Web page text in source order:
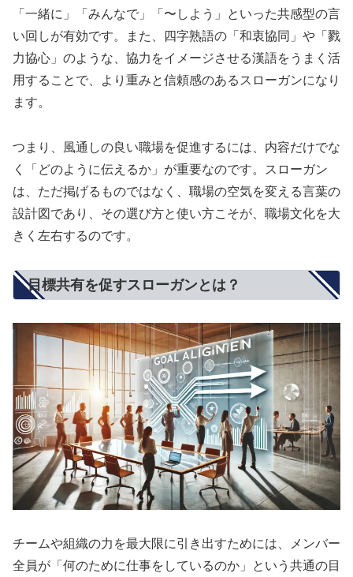
「一緒に」「みんなで」「〜しよう」といった共感型の言
い回しが有効です。また、四字熟語の「和衷協同」や「戮
力協心」のような、協力をイメージさせる漢語をうまく活
用することで、より重みと信頼感のあるスローガンになり
ます。
つまり、風通しの良い職場を促進するには、内容だけでな
く「どのように伝えるか」が重要なのです。スローガン
は、ただ掲げるものではなく、職場の空気を変える言葉の
設計図であり、その選び方と使い方こそが、職場文化を大
きく左右するのです。
目標共有を促すスローガンとは？
チームや組織の力を最大限に引き出すためには、メンバー
全員が「何のために仕事をしているのか」という共通の目